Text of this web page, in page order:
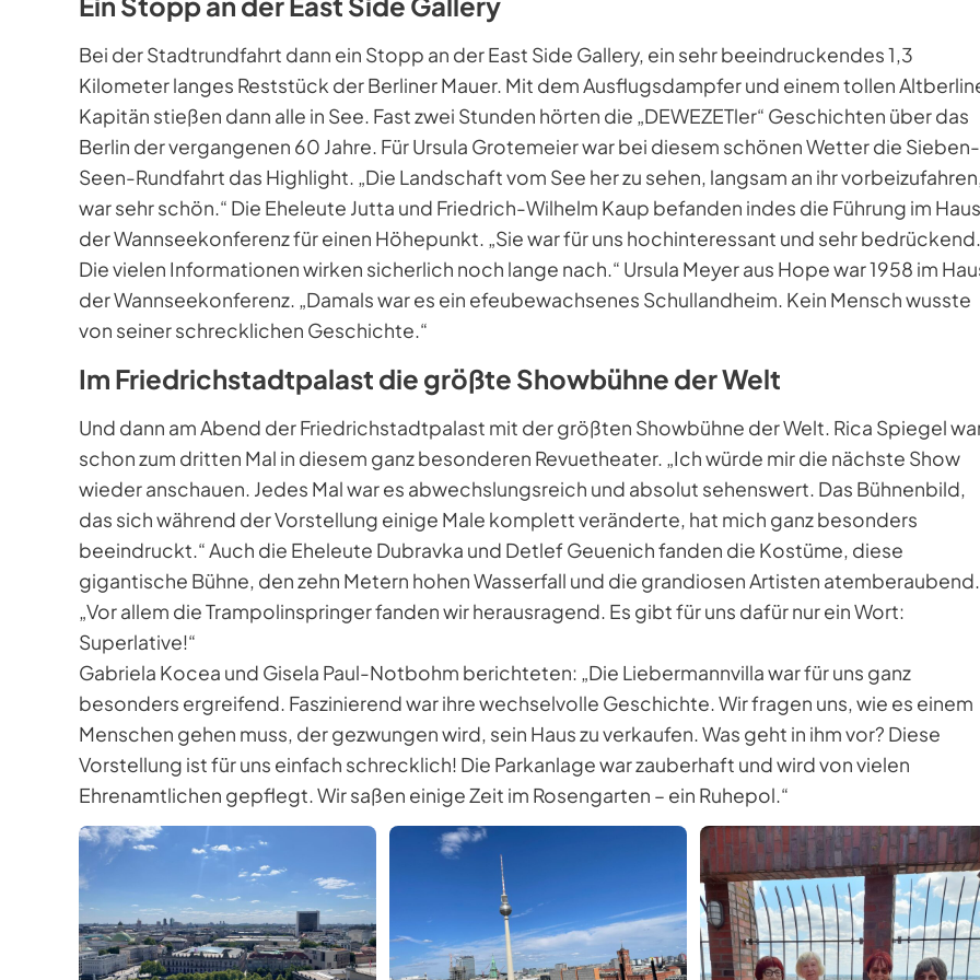
Bei der Stadtrundfahrt dann ein Stopp an der East Side Gallery, ein sehr beeindruckendes 1,3
Kilometer langes Reststück der Berliner Mauer. Mit dem Ausflugsdampfer und einem tollen
Kapitän stießen dann alle in See. Fast zwei Stunden hörten die „DEWEZETler“ Geschichten über das
Berlin der vergangenen 60 Jahre. Für Ursula Grotemeier war bei diesem schönen Wetter die Sieben-
Seen-Rundfahrt das Highlight. „Die Landschaft vom See her zu sehen, langsam an ihr
war sehr schön.“ Die Eheleute Jutta und Friedrich-Wilhelm Kaup befanden indes die Führung im Haus
der Wannseekonferenz für einen Höhepunkt. „Sie war für uns hochinteressant und sehr bedrückend.
Die vielen Informationen wirken sicherlich noch lange nach.“ Ursula Meyer aus Hope war 1958 im
der Wannseekonferenz. „Damals war es ein efeubewachsenes Schullandheim. Kein Mensch wusste
von seiner schrecklichen Geschichte.“
Im Friedrichstadtpalast die größte Showbühne der Welt
Und dann am Abend der Friedrichstadtpalast mit der größten Showbühne der Welt. Rica Spiegel
schon zum dritten Mal in diesem ganz besonderen Revuetheater. „Ich würde mir die nächste Show
wieder anschauen. Jedes Mal war es abwechslungsreich und absolut sehenswert. Das Bühnenbild,
das sich während der Vorstellung einige Male komplett veränderte, hat mich ganz besonders
beeindruckt.“ Auch die Eheleute Dubravka und Detlef Geuenich fanden die Kostüme, diese
gigantische Bühne, den zehn Metern hohen Wasserfall und die grandiosen Artisten atemberaubend.
„Vor allem die Trampolinspringer fanden wir herausragend. Es gibt für uns dafür nur ein Wort:
Superlative!“
Gabriela Kocea und Gisela Paul-Notbohm berichteten: „Die Liebermannvilla war für uns ganz
besonders ergreifend. Faszinierend war ihre wechselvolle Geschichte. Wir fragen uns, wie es einem
Menschen gehen muss, der gezwungen wird, sein Haus zu verkaufen. Was geht in ihm vor? Diese
Vorstellung ist für uns einfach schrecklich! Die Parkanlage war zauberhaft und wird von vielen
Ehrenamtlichen gepflegt. Wir saßen einige Zeit im Rosengarten – ein Ruhepol.“